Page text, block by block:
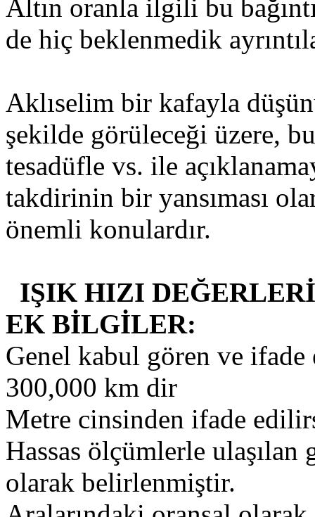
Altın oranla ilgili bu
de hiç beklenmedik
Aklıselim bir kafayla
şekilde görüleceği üzere,
tesadüfle vs. ile
takdirinin bir yansıması
önemli konulardır.
IŞIK HIZI
EK BİLGİLER:
Genel kabul gören ve ifade
300,000 km dir
Metre cinsinden ifade
Hassas ölçümlerle
olarak belirlenmiştir.